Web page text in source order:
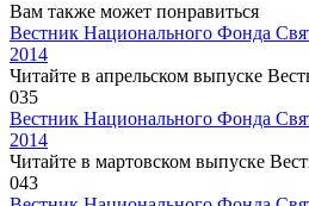
Вам также может понравиться
Вестник Национального Фонда
2014
Читайте в апрельском выпуске
035
Вестник Национального Фонда
2014
Читайте в мартовском выпуске
043